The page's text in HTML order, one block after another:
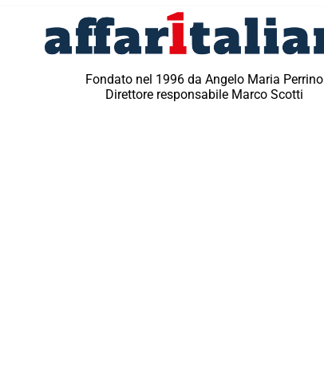
Fondato nel 1996 da Angelo Maria Perrino
Direttore responsabile Marco Scotti